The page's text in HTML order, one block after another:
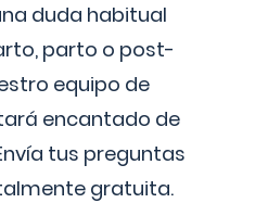
duda habitual
parto o post-
equipo de
encantado de
tus preguntas
gratuita.